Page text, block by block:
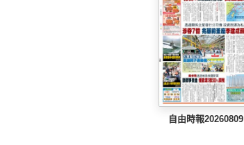
自由時報20260809